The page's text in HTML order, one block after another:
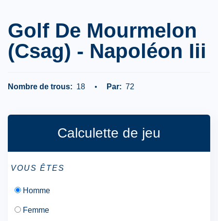
Golf De Mourmelon
(csag) - Napoléon Iii
Nombre de trous: 18 Par: 72
Calculette de jeu
VOUS ÊTES
Homme
Femme